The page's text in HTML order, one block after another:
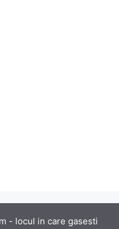
- locul in care gasesti